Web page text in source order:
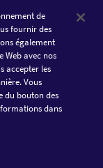
de
fournir des
également
Web avec nos
accepter les
Vous
du bouton des
dans